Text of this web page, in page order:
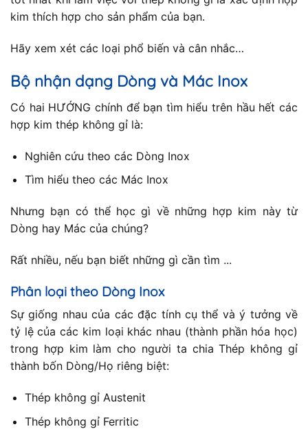
kim thích hợp cho sản phẩm của bạn.
Hãy xem xét các loại phổ biến và cân nhắc…
Bộ nhận dạng Dòng và Mác Inox
Có hai HƯỚNG chính để bạn tìm hiểu trên hầu hết các
hợp kim thép không gỉ là:
Nghiên cứu theo các Dòng Inox
Tìm hiểu theo các Mác Inox
Nhưng bạn có thể học gì về những hợp kim này từ
Dòng hay Mác của chúng?
Rất nhiều, nếu bạn biết những gì cần tìm ...
Phân loại theo Dòng Inox
Sự giống nhau của các đặc tính cụ thể và ý tưởng về
tỷ lệ của các kim loại khác nhau (thành phần hóa học)
trong hợp kim làm cho người ta chia Thép không gỉ
thành bốn Dòng/Họ riêng biệt:
Thép không gỉ Austenit
Thép không gỉ Ferritic